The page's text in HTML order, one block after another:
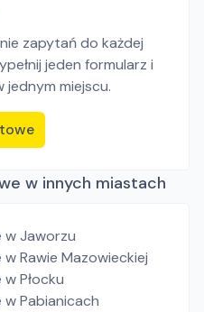
zapytań do każdej
jeden formularz i
miejscu.
w innych miastach
w Jaworzu
w Rawie Mazowieckiej
w Płocku
w Pabianicach